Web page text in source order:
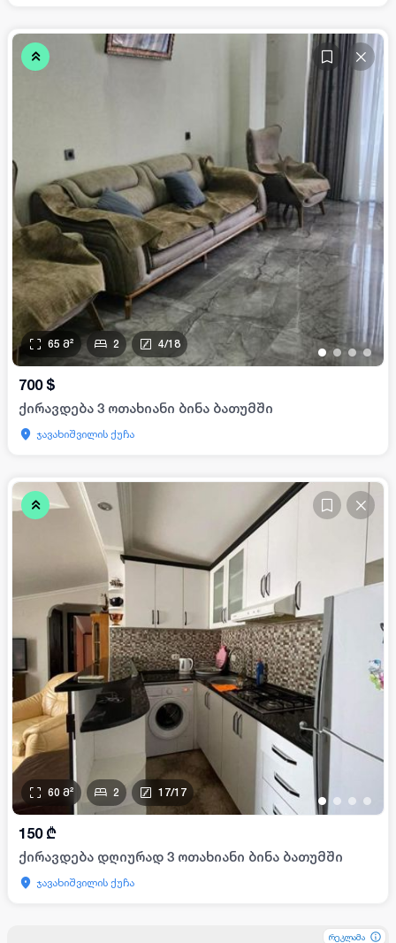
• • • •
65 მ² 2 4/18
700 $
ქირავდება 3 ოთახიანი ბინა ბათუმში
ჯავახიშვილის ქუჩა
• • • •
60 მ² 2 17/17
150 ₾
ქირავდება დღიურად 3 ოთახიანი ბინა ბათუმში
ჯავახიშვილის ქუჩა
რეკლამა
რეკლამა
რეკლამა